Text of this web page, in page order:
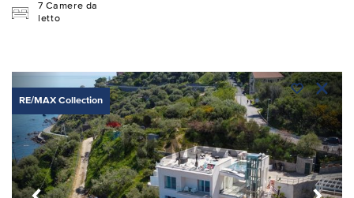
7 Camere da
letto
RE/MAX Collection